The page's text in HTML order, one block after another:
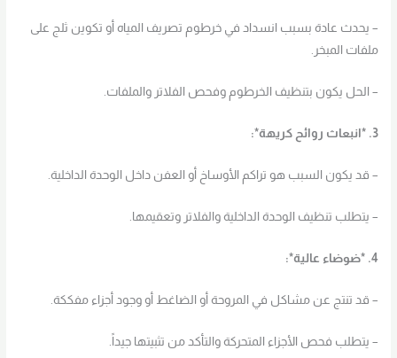
– يحدث عادة بسبب انسداد في خرطوم تصريف المياه أو تكوين ثلج على
ملفات المبخر.
– الحل يكون بتنظيف الخرطوم وفحص الفلاتر والملفات.
3. *انبعاث روائح كريهة*:
– قد يكون السبب هو تراكم الأوساخ أو العفن داخل الوحدة الداخلية.
– يتطلب تنظيف الوحدة الداخلية والفلاتر وتعقيمها.
4. *ضوضاء عالية*:
– قد تنتج عن مشاكل في المروحة أو الضاغط أو وجود أجزاء مفككة.
– يتطلب فحص الأجزاء المتحركة والتأكد من تثبيتها جيداً.